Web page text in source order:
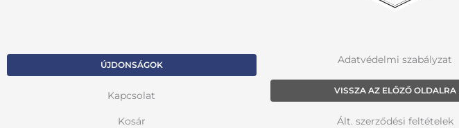
ÚJDONSÁGOK
Kapcsolat
Kosár
Adatvédelmi szabályzat
VISSZA AZ ELŐZŐ OLDALRA
Ált. szerződési feltételek